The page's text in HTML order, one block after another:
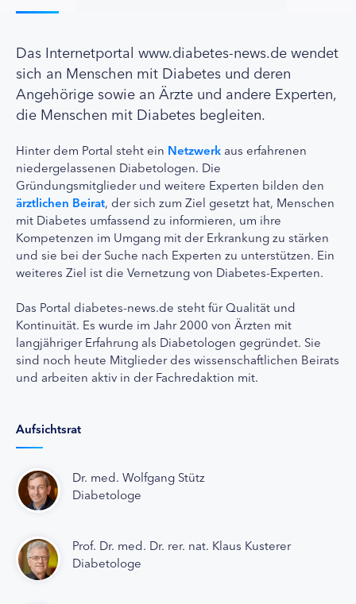
Das Internetportal www.diabetes-news.de wendet
sich an Menschen mit Diabetes und deren
Angehörige sowie an Ärzte und andere Experten,
die Menschen mit Diabetes begleiten.
Hinter dem Portal steht ein Netzwerk aus erfahrenen
niedergelassenen Diabetologen. Die
Gründungsmitglieder und weitere Experten bilden den
ärztlichen Beirat, der sich zum Ziel gesetzt hat, Menschen
mit Diabetes umfassend zu informieren, um ihre
Kompetenzen im Umgang mit der Erkrankung zu stärken
und sie bei der Suche nach Experten zu unterstützen. Ein
weiteres Ziel ist die Vernetzung von Diabetes-Experten.
Das Portal diabetes-news.de steht für Qualität und
Kontinuität. Es wurde im Jahr 2000 von Ärzten mit
langjähriger Erfahrung als Diabetologen gegründet. Sie
sind noch heute Mitglieder des wissenschaftlichen Beirats
und arbeiten aktiv in der Fachredaktion mit.
Aufsichtsrat
Dr. med. Wolfgang Stütz
Diabetologe
Prof. Dr. med. Dr. rer. nat. Klaus Kusterer
Diabetologe